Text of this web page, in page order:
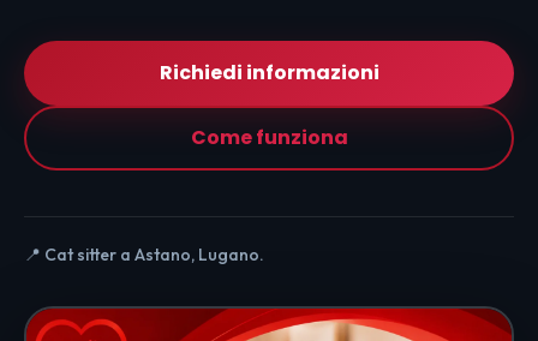
Richiedi informazioni
Come funziona
📍 Cat sitter a Astano, Lugano.